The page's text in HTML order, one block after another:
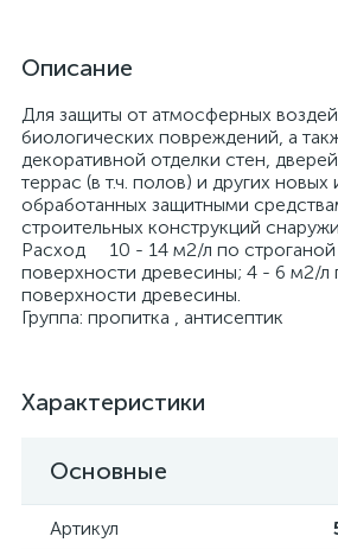
Описание
Для защиты от атмосферных
биологических повреждений, а
декоративной отделки стен,
террас (в т.ч. полов) и других новых
обработанных защитными
строительных конструкций
Расход 10 - 14 м2/л по строганой
поверхности древесины; 4 - 6 м2/л
поверхности древесины.
Группа: пропитка , антисептик
Характеристики
Основные
Артикул